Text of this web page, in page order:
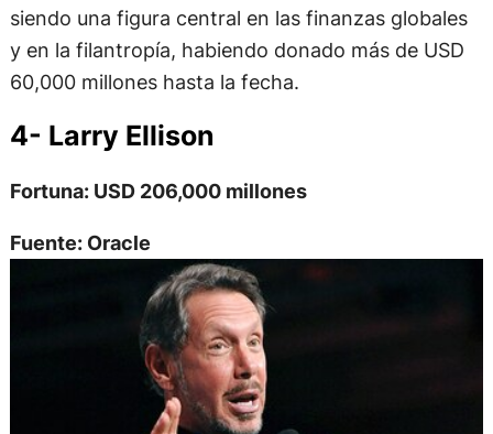
siendo una figura central en las finanzas globales
y en la filantropía, habiendo donado más de USD
60,000 millones hasta la fecha.
4- Larry Ellison
Fortuna: USD 206,000 millones
Fuente: Oracle